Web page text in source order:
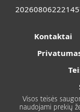
Kontaktai
Visos teisės
naudojami prekių